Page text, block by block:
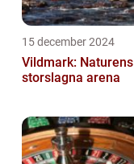
15 december 2024
Vildmark: Naturens
storslagna arena